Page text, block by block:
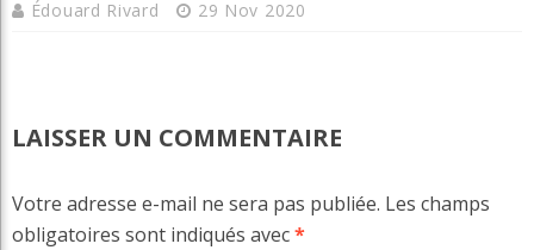
Édouard Rivard 29 Nov 2020
LAISSER UN COMMENTAIRE
Votre adresse e-mail ne sera pas publiée. Les champs
obligatoires sont indiqués avec*